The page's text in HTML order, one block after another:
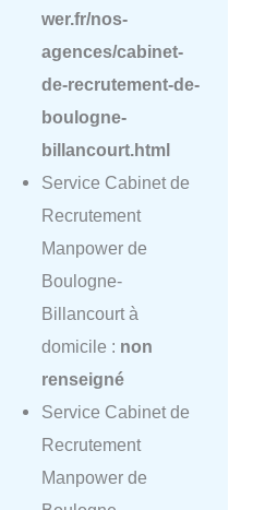
wer.fr/nos-
agences/cabinet-
de-recrutement-de-
boulogne-
billancourt.html
Service Cabinet de
Recrutement
Manpower de
Boulogne-
Billancourt à
domicile : non
renseigné
Service Cabinet de
Recrutement
Manpower de